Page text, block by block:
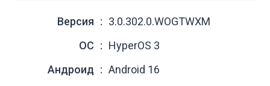
Версия
3.0.302.0.WOGTWXM
ОС
HyperOS 3
Андроид
Android 16